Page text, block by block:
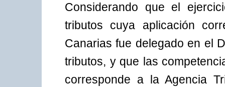
Considerando que el
tributos cuya aplicación
Canarias fue delegado en el
tributos, y que las
corresponde a la Agencia